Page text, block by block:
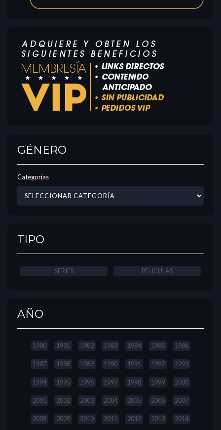
GÉNERO
Categorías
TIPO
SERIES PELICULAS
AÑO
1980 1981 1982 1983 1984 1985 1986
1987 1988 1989 1990 1991 1992 1993
1994 1995 1996 1997 1998 1999 2000
2001 2002 2003 2004 2005 2006 2007
2008 2009 2010 2011 2012 2013 2014